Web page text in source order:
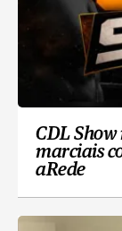
CDL Show
marciais
aRede